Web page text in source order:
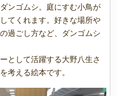
ンゴムシ。庭にすむ小鳥が
てくれます。好きな場所や
過ごし方など、ダンゴムシ
として活躍する大野八生さ
考える絵本です。